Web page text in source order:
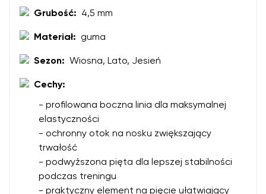
Grubość: 4,5 mm
Materiał: guma
Sezon: Wiosna, Lato, Jesień
Cechy:
- profilowana boczna linia dla maksymalnej
elastyczności
- ochronny otok na nosku zwiększający
trwałość
- podwyższona pięta dla lepszej stabilności
podczas treningu
- praktyczny element na pięcie ułatwiający